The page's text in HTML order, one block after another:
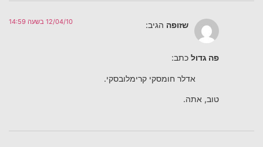
שזופה הגיב: 12/04/10 בשעה 14:59
פה גדול כתב:
אדלר חומסקי קרימלובסקי.
טוב, אתה.